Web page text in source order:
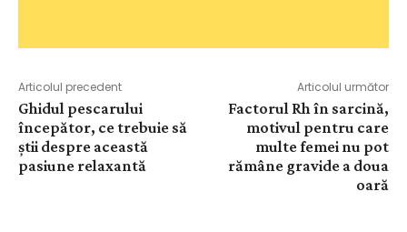
Articolul precedent
Ghidul pescarului
începător, ce trebuie să
știi despre această
pasiune relaxantă
Articolul următor
Factorul Rh în sarcină,
motivul pentru care
multe femei nu pot
rămâne gravide a doua
oară